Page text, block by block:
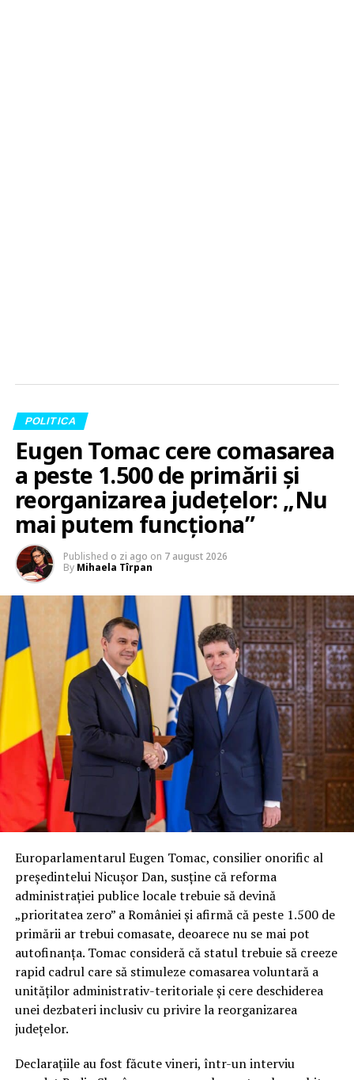
POLITICA
Eugen Tomac cere comasarea
a peste 1.500 de primării și
reorganizarea județelor: „Nu
mai putem funcționa”
Published o zi ago on 7 august 2026
By Mihaela Tîrpan
Europarlamentarul Eugen Tomac, consilier onorific al
președintelui Nicușor Dan, susține că reforma
administrației publice locale trebuie să devină
„prioritatea zero” a României și afirmă că peste 1.500 de
primării ar trebui comasate, deoarece nu se mai pot
autofinanța. Tomac consideră că statul trebuie să creeze
rapid cadrul care să stimuleze comasarea voluntară a
unităților administrativ-teritoriale și cere deschiderea
unei dezbateri inclusiv cu privire la reorganizarea
județelor.
Declarațiile au fost făcute vineri, într-un interviu